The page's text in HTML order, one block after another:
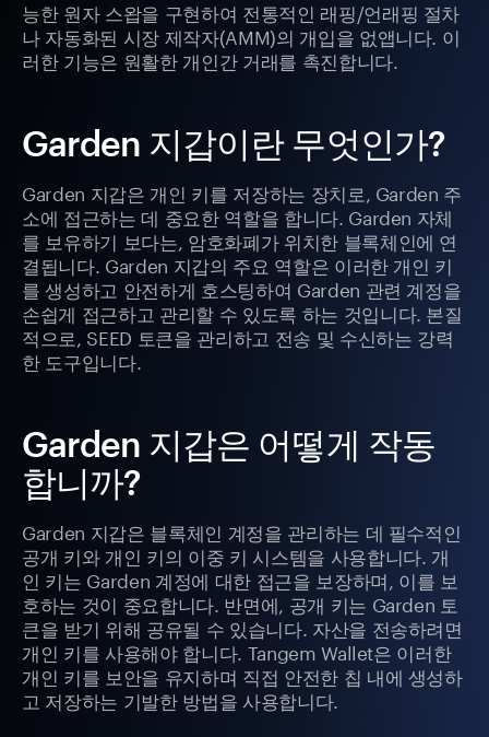
능한 원자 스왑을 구현하여 전통적인 래핑/언래핑 절차
나 자동화된 시장 제작자(AMM)의 개입을 없앱니다. 이
러한 기능은 원활한 개인간 거래를 촉진합니다.
Garden 지갑이란 무엇인가?
Garden 지갑은 개인 키를 저장하는 장치로, Garden 주
소에 접근하는 데 중요한 역할을 합니다. Garden 자체
를 보유하기 보다는, 암호화폐가 위치한 블록체인에 연
결됩니다. Garden 지갑의 주요 역할은 이러한 개인 키
를 생성하고 안전하게 호스팅하여 Garden 관련 계정을
손쉽게 접근하고 관리할 수 있도록 하는 것입니다. 본질
적으로, SEED 토큰을 관리하고 전송 및 수신하는 강력
한 도구입니다.
Garden 지갑은 어떻게 작동
합니까?
Garden 지갑은 블록체인 계정을 관리하는 데 필수적인
공개 키와 개인 키의 이중 키 시스템을 사용합니다. 개
인 키는 Garden 계정에 대한 접근을 보장하며, 이를 보
호하는 것이 중요합니다. 반면에, 공개 키는 Garden 토
큰을 받기 위해 공유될 수 있습니다. 자산을 전송하려면
개인 키를 사용해야 합니다. Tangem Wallet은 이러한
개인 키를 보안을 유지하며 직접 안전한 칩 내에 생성하
고 저장하는 기발한 방법을 사용합니다.